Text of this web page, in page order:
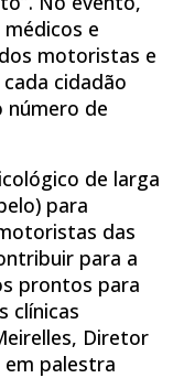
e
motoristas e
cidadão
número de
de larga
para
das
para a
prontos para
clínicas
Diretor
em palestra